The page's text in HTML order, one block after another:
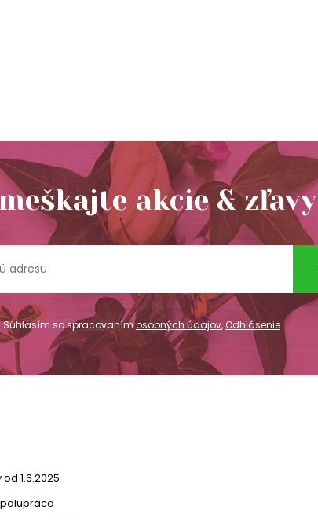
akcie & zľavy
Súhlasím so spracovanímosobných údajov,Odhlásenie
1.6.2025